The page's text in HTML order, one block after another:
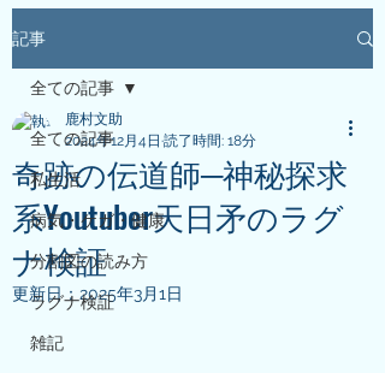
アリシュタ・バンガ~JYOTISHのススメ~
記事
全ての記事
私生活
病気・ケガ・健康
分割図の読み方
ラグナ検証
雑記
全ての記事
奇跡の伝道師─神秘探求
系Youtuber天日矛のラグ
ナ検証
鹿村文助
2024年12月4日 読了時間: 18分
更新日： 2025年3月1日